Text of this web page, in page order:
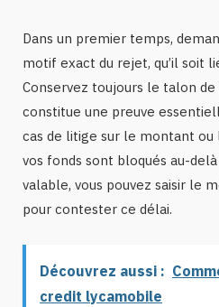
Dans un premier temps,
motif exact du rejet, qu’il soit
Conservez toujours le talon
constitue une preuve
cas de litige sur le montant ou
vos fonds sont bloqués au-
valable, vous pouvez saisir le
pour contester ce délai.
Découvrez aussi :
credit lycamobile